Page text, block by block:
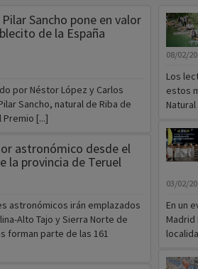
Pilar Sancho pone en valor
de la España
por Néstor López y Carlos
Sancho, natural de Riba de
[...]
astronómico desde el
la provincia de Teruel
astronómicos irán emplazados
Alto Tajo y Sierra Norte de
forman parte de las 161
08/02/
Los
estos
03/02/
En un